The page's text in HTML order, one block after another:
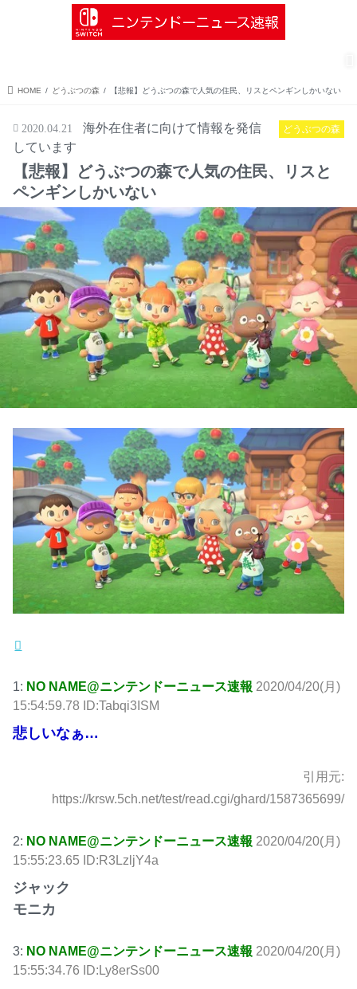
HOME どうぶつの森 【悲報】どうぶつの森で人気の住民、リスとペンギンしかいない
どうぶつの森
2020.04.21
海外在住者に向けて情報を発信
しています
【悲報】どうぶつの森で人気の住民、リスと
ペンギンしかいない
1: NO NAME@ニンテンドーニュース速報 2020/04/20(月)
15:54:59.78 ID:Tabqi3ISM
悲しいなぁ…
引用元:
https://krsw.5ch.net/test/read.cgi/ghard/1587365699/
2: NO NAME@ニンテンドーニュース速報 2020/04/20(月)
15:55:23.65 ID:R3LzljY4a
ジャック
モニカ
3: NO NAME@ニンテンドーニュース速報 2020/04/20(月)
15:55:34.76 ID:Ly8erSs00